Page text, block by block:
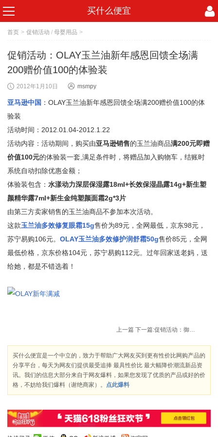
买什么便宜
首页 > 促销活动 / 母婴用品 >
促销活动：OLAY玉兰油新年感恩回馈全场满
200赠价值100的体验装
2012年1月10日 msmpy
亚马逊中国 ：OLAY玉兰油新年感恩回馈全场满200赠价值100的体
验装
活动时间：2012.01.04-2012.1.22
活动内容：活动期间，购买由亚马逊销售的玉兰油商品满200元即赠
价值100元的体验装一套,满足条件时，将赠品加入购物车，结账时
系统自动扣除优惠金额；
体验装包含： 水漾动力深层保湿露18ml+长效保湿晶露14g+新生塑
颜精华露7ml+新生金纯塑颜面霜2g*3片
由第三方卖家销售的玉兰油商品不参加本次活动。
这款玉兰油多效修复眼霜15g售价为89元，全网最低，京东98元，
苏宁易购106元。 OLAY玉兰油多效修护润舒霜50g售价85元，全网
最低价格，京东价格104元，苏宁易购112元。过年回家送老妈，送
给她，都是不错选着！
上一篇 下一篇: 促销活动：御泥坊“新年狂欢 四折献礼”活动专场最低四折起，五折封顶，价格低至15元
买什么便宜是一个中立的，致力于帮助广大网友买到更有性价比网购产品的
分享平台，每天为网友们提供最受追捧 最具性价比 最大幅降价潮流新品资
讯。我们的信息大部分来自于网友爆料，如果您发现了优质的产品或好的价
格，不妨给我们爆料（谢绝商家）。 点此爆料